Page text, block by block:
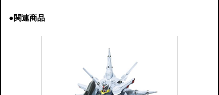
●関連商品